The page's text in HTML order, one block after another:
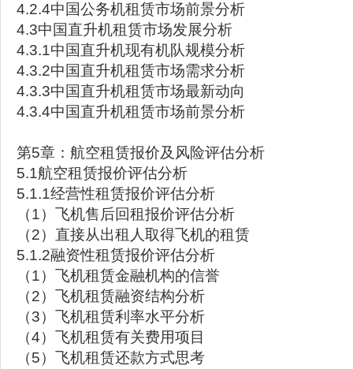
4.2.4中国公务机租赁市场前景分析
4.3中国直升机租赁市场发展分析
4.3.1中国直升机现有机队规模分析
4.3.2中国直升机租赁市场需求分析
4.3.3中国直升机租赁市场最新动向
4.3.4中国直升机租赁市场前景分析
第5章：航空租赁报价及风险评估分析
5.1航空租赁报价评估分析
5.1.1经营性租赁报价评估分析
（1）飞机售后回租报价评估分析
（2）直接从出租人取得飞机的租赁
5.1.2融资性租赁报价评估分析
（1）飞机租赁金融机构的信誉
（2）飞机租赁融资结构分析
（3）飞机租赁利率水平分析
（4）飞机租赁有关费用项目
（5）飞机租赁还款方式思考